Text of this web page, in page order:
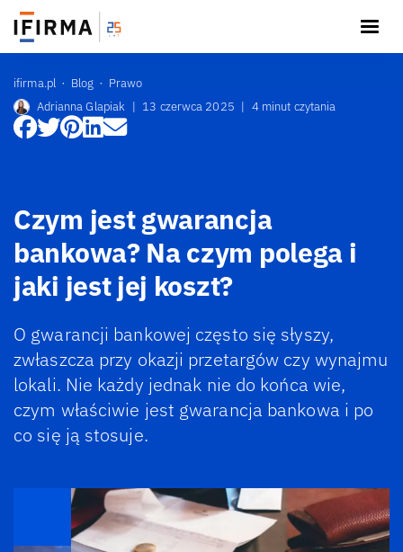
ifirma.pl Blog
Prawo
Adrianna Glapiak | 13 czerwca 2025 | 4 minut czytania
Czym jest gwarancja
bankowa? Na czym polega i
jaki jest jej koszt?
O gwarancji bankowej często się słyszy,
zwłaszcza przy okazji przetargów czy wynajmu
lokali. Nie każdy jednak nie do końca wie,
czym właściwie jest gwarancja bankowa i po
co się ją stosuje.